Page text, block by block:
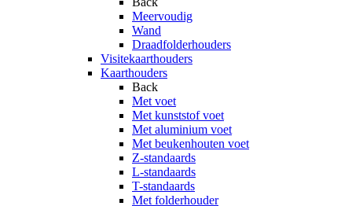
Meervoudig
Wand
Draadfolderhouders
Visitekaarthouders
Kaarthouders
Back
Met voet
Met kunststof voet
Met aluminium voet
Met beukenhouten voet
Z-standaards
L-standaards
T-standaards
Met folderhouder